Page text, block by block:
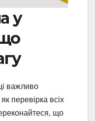
у
важливо
перевірка всіх
що